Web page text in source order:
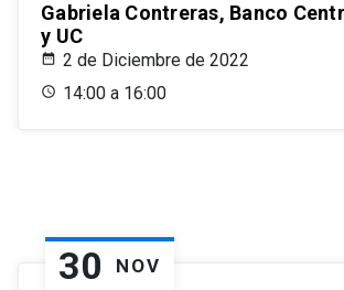
Gabriela Contreras, Banco
y UC
2 de Diciembre de 2022
14:00 a 16:00
30 NOV